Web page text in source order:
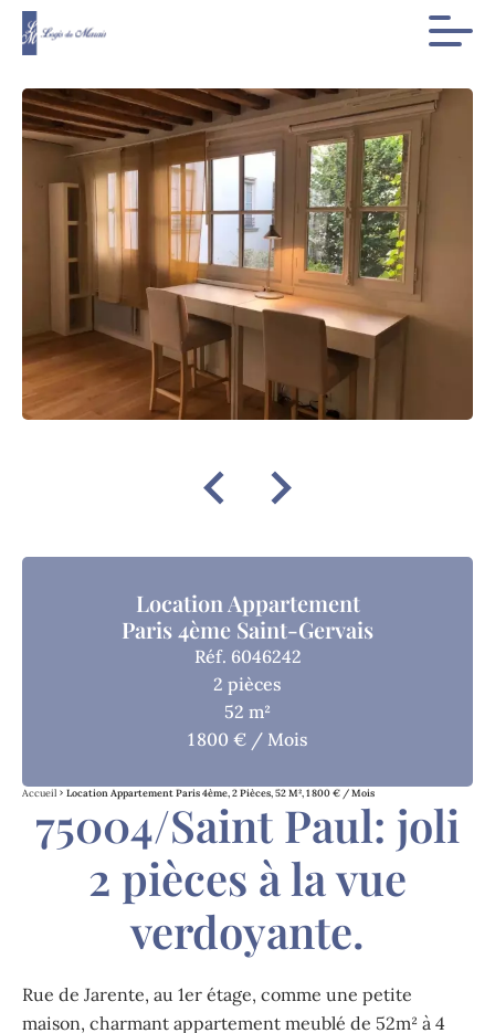
Location Appartement
Paris 4ème Saint-Gervais
Réf. 6046242
2 pièces
52 m²
1 800 € / Mois
Accueil Location Appartement Paris 4ème, 2 Pièces, 52 M², 1 800 € / Mois
75004/Saint Paul: joli
2 pièces à la vue
verdoyante.
Rue de Jarente, au 1er étage, comme une petite
maison, charmant appartement meublé de 52m² à 4